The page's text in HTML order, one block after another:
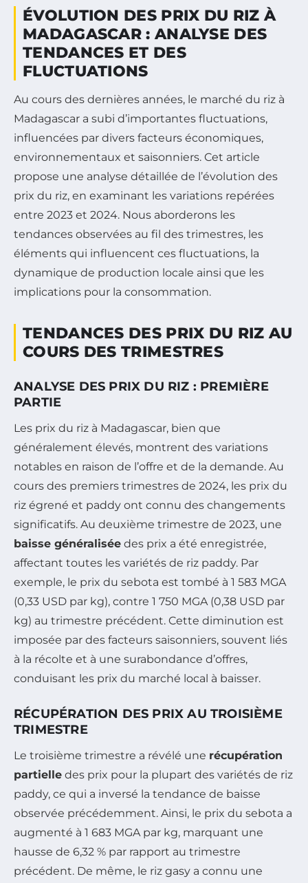
ÉVOLUTION DES PRIX DU RIZ À
MADAGASCAR : ANALYSE DES
TENDANCES ET DES
FLUCTUATIONS
Au cours des dernières années, le marché du riz à
Madagascar a subi d’importantes fluctuations,
influencées par divers facteurs économiques,
environnementaux et saisonniers. Cet article
propose une analyse détaillée de l’évolution des
prix du riz, en examinant les variations repérées
entre 2023 et 2024. Nous aborderons les
tendances observées au fil des trimestres, les
éléments qui influencent ces fluctuations, la
dynamique de production locale ainsi que les
implications pour la consommation.
TENDANCES DES PRIX DU RIZ AU
COURS DES TRIMESTRES
ANALYSE DES PRIX DU RIZ : PREMIÈRE
PARTIE
Les prix du riz à Madagascar, bien que
généralement élevés, montrent des variations
notables en raison de l’offre et de la demande. Au
cours des premiers trimestres de 2024, les prix du
riz égrené et paddy ont connu des changements
significatifs. Au deuxième trimestre de 2023, une
baisse généralisée des prix a été enregistrée,
affectant toutes les variétés de riz paddy. Par
exemple, le prix du sebota est tombé à 1 583 MGA
(0,33 USD par kg), contre 1 750 MGA (0,38 USD par
kg) au trimestre précédent. Cette diminution est
imposée par des facteurs saisonniers, souvent liés
à la récolte et à une surabondance d’offres,
conduisant les prix du marché local à baisser.
RÉCUPÉRATION DES PRIX AU TROISIÈME
TRIMESTRE
Le troisième trimestre a révélé une récupération
partielle des prix pour la plupart des variétés de riz
paddy, ce qui a inversé la tendance de baisse
observée précédemment. Ainsi, le prix du sebota a
augmenté à 1 683 MGA par kg, marquant une
hausse de 6,32 % par rapport au trimestre
précédent. De même, le riz gasy a connu une